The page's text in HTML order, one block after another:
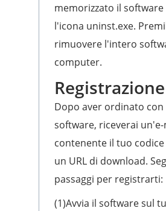
memorizzato il
l'icona uninst.exe.
rimuovere l'intero
computer.
Registrazione
Dopo aver ordinato con
software, riceverai un'e-
contenente il tuo codice
un URL di download.
passaggi per registrarti:
(1)Avvia il software sul